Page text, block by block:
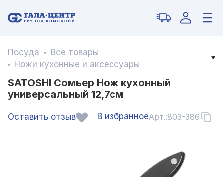
Посуда
Все товары
Ножи кухонные и аксессуары
SATOSHI Сомьер Нож кухонный
универсальный 12,7см
Оставить отзыв В избранноеАрт.:803-386